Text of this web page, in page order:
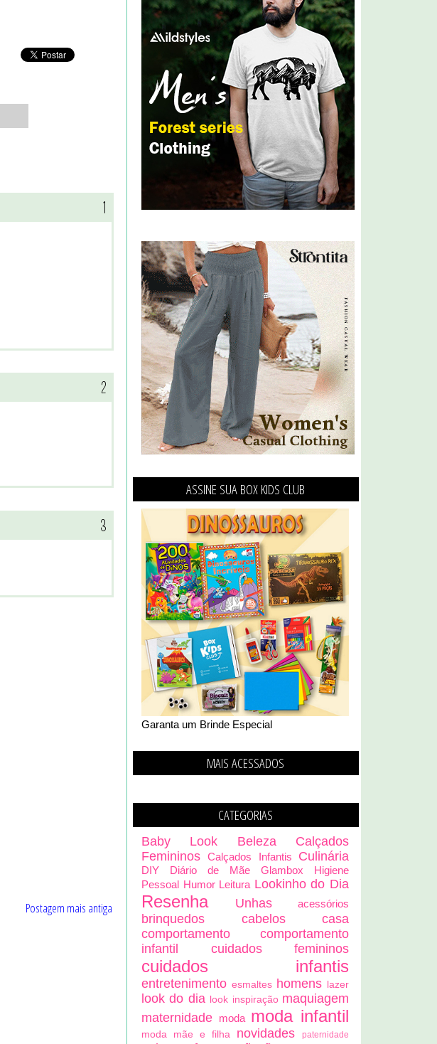
Postagem mais antiga
ASSINE SUA BOX KIDS CLUB
Garanta um Brinde Especial
MAIS ACESSADOS
CATEGORIAS
Baby Look Beleza
Calçados
Femininos
Calçados Infantis Culinária
DIY Diário de Mãe Glambox
Higiene
Pessoal Humor Leitura Lookinho do Dia
Resenha Unhas acessórios
brinquedos cabelos
casa
comportamento
comportamento
infantil
cuidados femininos
cuidados infantis
entretenimento esmaltes homens lazer
look do dia look inspiração maquiagem
maternidade moda moda infantil
moda mãe e filha novidades paternidade